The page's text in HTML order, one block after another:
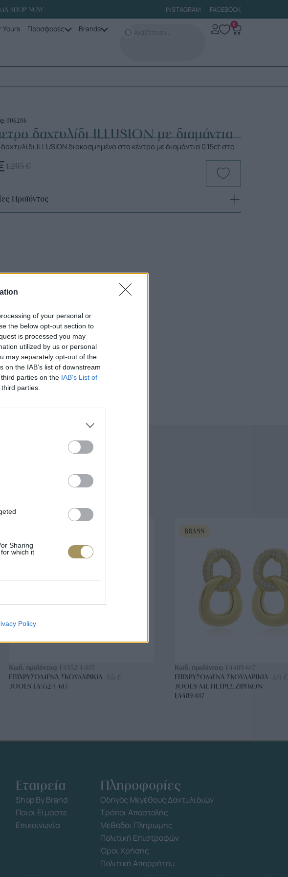
of your personal or
the below opt-out section to
is processed you may
utilized by us or personal
may separately opt-out of the
the IAB’s list of downstream
parties on the IAB’s List of
parties.
Sharing
which it
Policy
SHOP NOW INSTAGRAM FACEBOOK
Yours Προσφορές Brands 0
006286
δαχτυλίδι ILLUSION με διαμάντια
ILLUSION διακοσμημένο στο κέντρο με διαμάντια 0.15ct στο
1.205€
Προϊόντος
Κωδ. προϊόντος: E4552-1-617
ΕΠΙΧΡΥΣΩΜΈΝΑ ΣΚΟΥΛΑΡΊΚΙΑ
JOOLS E4552-1-617
BRASS
Κωδ. προϊόντος: E4489-617
ΕΠΙΧΡΥΣΩΜΈΝΑ ΣΚΟΥΛΑΡΊΚΙΑ
JOOLS ΜΕ ΠΈΤΡΕΣ ΖΙΡΓΚΌΝ
E4489-617
Εταιρεία
Shop By Brand
Ποιοι Είμαστε
Επικοινωνία
Πληροφορίες
Οδηγός Μεγέθους Δαχτυλιδιών
Τρόποι Αποστολής
Μέθοδοι Πληρωμής
Πολιτική Επιστροφών
Όροι Χρήσης
Πολιτική Απορρήτου